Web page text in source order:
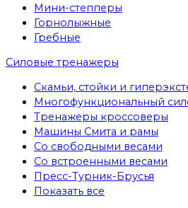
Мини-степперы
Горнолыжные
Гребные
Cиловые тренажеры
Скамьи, стойки и
Многофункциональный
Тренажеры кроссоверы
Машины Смита и рамы
Со свободными весами
Со встроенными весами
Пресс-Турник-Брусья
Показать все